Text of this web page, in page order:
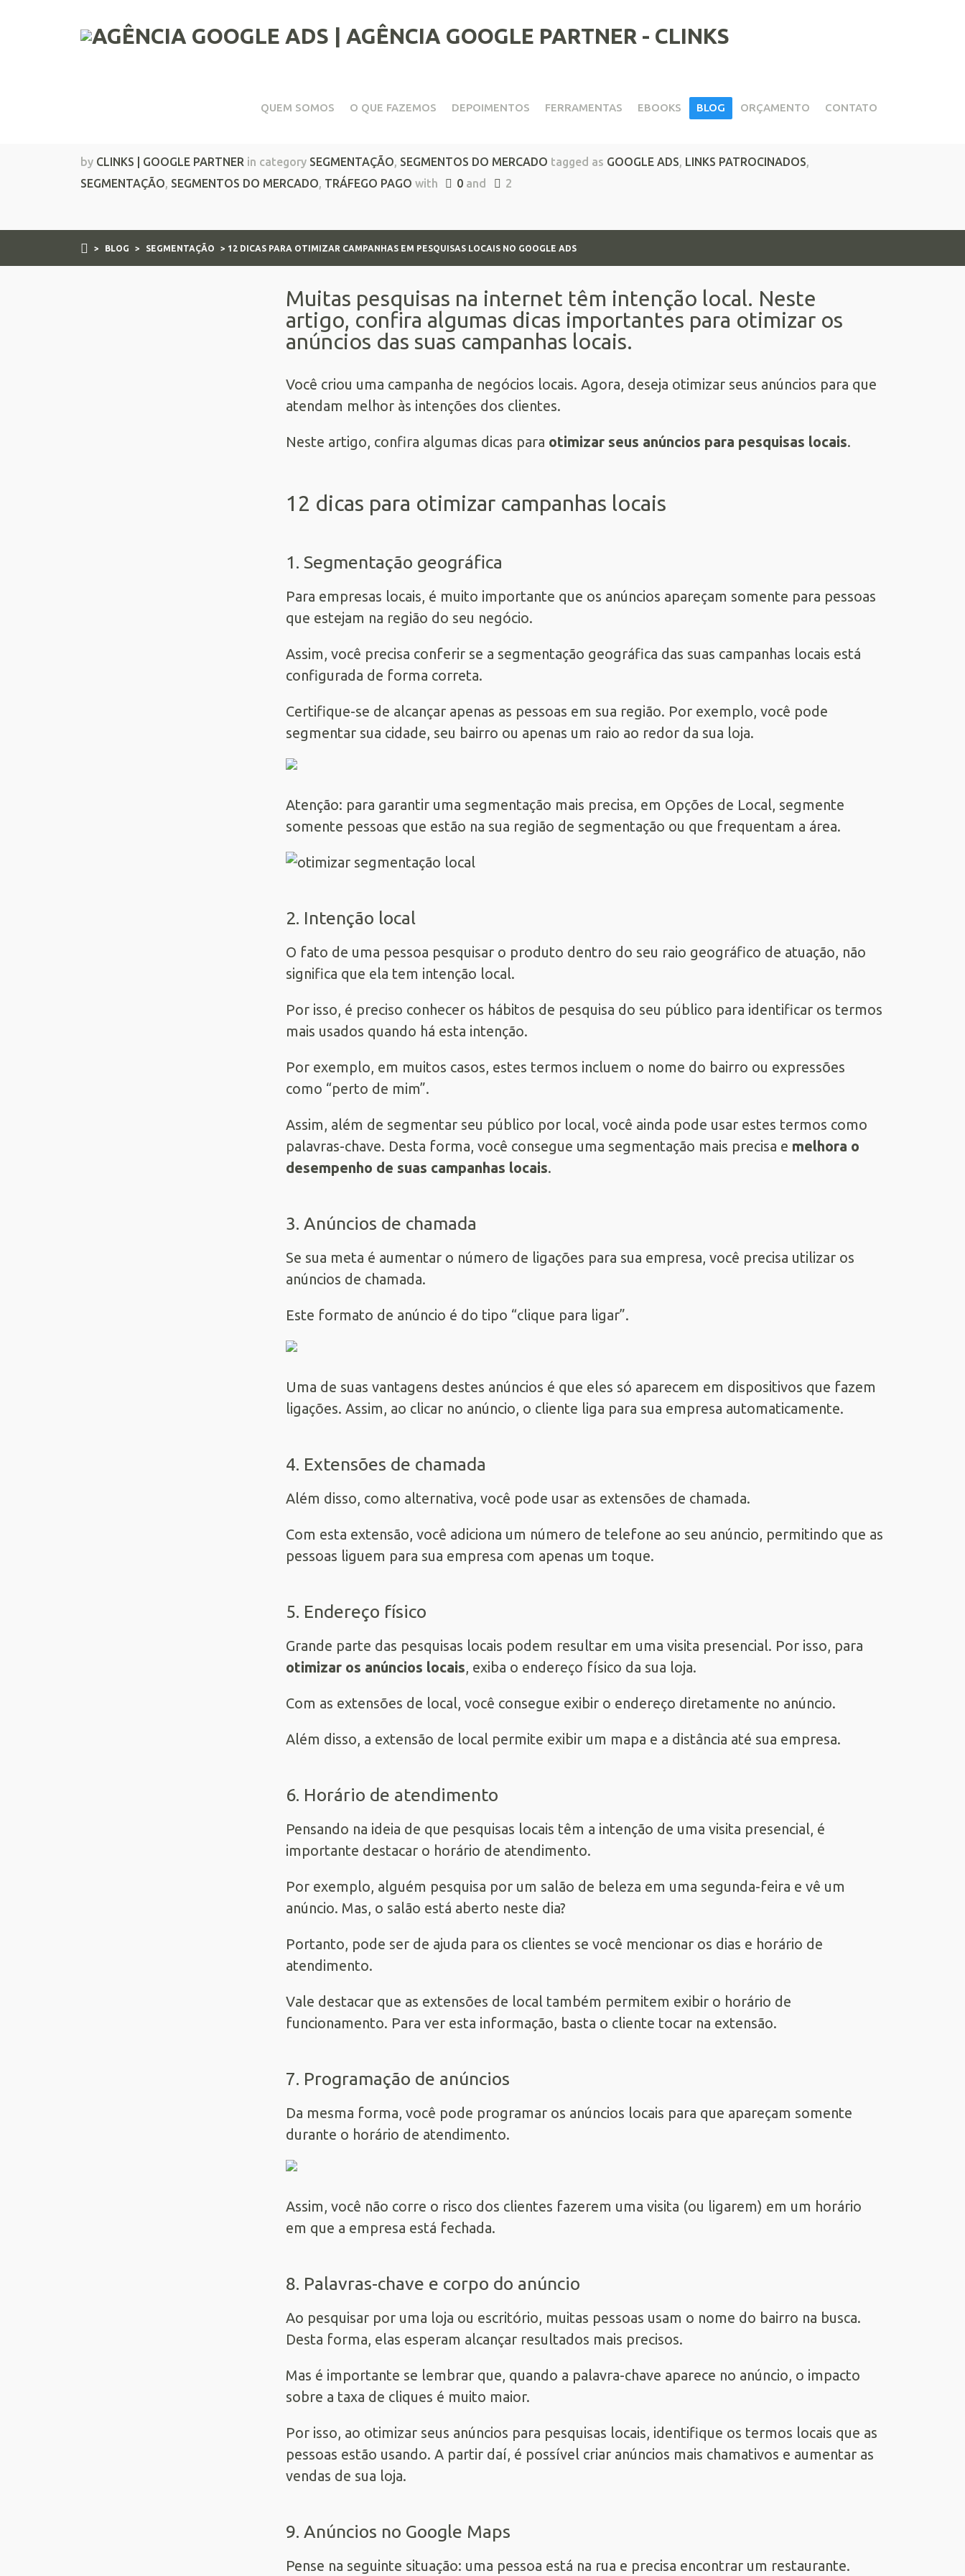
QUEM SOMOS O QUE FAZEMOS DEPOIMENTOS FERRAMENTAS EBOOKS BLOG ORÇAMENTO CONTATO
12 dicas para otimizar campanhas em pesquisas locais no Google Ads
by CLINKS | GOOGLE PARTNER in category SEGMENTAÇÃO, SEGMENTOS DO MERCADO tagged as GOOGLE ADS, LINKS PATROCINADOS,
SEGMENTAÇÃO, SEGMENTOS DO MERCADO, TRÁFEGO PAGO with 0 and 2
> BLOG > SEGMENTAÇÃO > 12 DICAS PARA OTIMIZAR CAMPANHAS EM PESQUISAS LOCAIS NO GOOGLE ADS
Muitas pesquisas na internet têm intenção local. Neste
artigo, confira algumas dicas importantes para otimizar os
anúncios das suas campanhas locais.
Você criou uma campanha de negócios locais. Agora, deseja otimizar seus anúncios para que
atendam melhor às intenções dos clientes.
Neste artigo, confira algumas dicas para otimizar seus anúncios para pesquisas locais.
12 dicas para otimizar campanhas locais
1. Segmentação geográfica
Para empresas locais, é muito importante que os anúncios apareçam somente para pessoas
que estejam na região do seu negócio.
Assim, você precisa conferir se a segmentação geográfica das suas campanhas locais está
configurada de forma correta.
Certifique-se de alcançar apenas as pessoas em sua região. Por exemplo, você pode
segmentar sua cidade, seu bairro ou apenas um raio ao redor da sua loja.
Atenção: para garantir uma segmentação mais precisa, em Opções de Local, segmente
somente pessoas que estão na sua região de segmentação ou que frequentam a área.
2. Intenção local
O fato de uma pessoa pesquisar o produto dentro do seu raio geográfico de atuação, não
significa que ela tem intenção local.
Por isso, é preciso conhecer os hábitos de pesquisa do seu público para identificar os termos
mais usados quando há esta intenção.
Por exemplo, em muitos casos, estes termos incluem o nome do bairro ou expressões
como “perto de mim”.
Assim, além de segmentar seu público por local, você ainda pode usar estes termos como
palavras-chave. Desta forma, você consegue uma segmentação mais precisa e melhora o
desempenho de suas campanhas locais.
3. Anúncios de chamada
Se sua meta é aumentar o número de ligações para sua empresa, você precisa utilizar os
anúncios de chamada.
Este formato de anúncio é do tipo “clique para ligar”.
Uma de suas vantagens destes anúncios é que eles só aparecem em dispositivos que fazem
ligações. Assim, ao clicar no anúncio, o cliente liga para sua empresa automaticamente.
4. Extensões de chamada
Além disso, como alternativa, você pode usar as extensões de chamada.
Com esta extensão, você adiciona um número de telefone ao seu anúncio, permitindo que as
pessoas liguem para sua empresa com apenas um toque.
5. Endereço físico
Grande parte das pesquisas locais podem resultar em uma visita presencial. Por isso, para
otimizar os anúncios locais, exiba o endereço físico da sua loja.
Com as extensões de local, você consegue exibir o endereço diretamente no anúncio.
Além disso, a extensão de local permite exibir um mapa e a distância até sua empresa.
6. Horário de atendimento
Pensando na ideia de que pesquisas locais têm a intenção de uma visita presencial, é
importante destacar o horário de atendimento.
Por exemplo, alguém pesquisa por um salão de beleza em uma segunda-feira e vê um
anúncio. Mas, o salão está aberto neste dia?
Portanto, pode ser de ajuda para os clientes se você mencionar os dias e horário de
atendimento.
Vale destacar que as extensões de local também permitem exibir o horário de
funcionamento. Para ver esta informação, basta o cliente tocar na extensão.
7. Programação de anúncios
Da mesma forma, você pode programar os anúncios locais para que apareçam somente
durante o horário de atendimento.
Assim, você não corre o risco dos clientes fazerem uma visita (ou ligarem) em um horário
em que a empresa está fechada.
8. Palavras-chave e corpo do anúncio
Ao pesquisar por uma loja ou escritório, muitas pessoas usam o nome do bairro na busca.
Desta forma, elas esperam alcançar resultados mais precisos.
Mas é importante se lembrar que, quando a palavra-chave aparece no anúncio, o impacto
sobre a taxa de cliques é muito maior.
Por isso, ao otimizar seus anúncios para pesquisas locais, identifique os termos locais que as
pessoas estão usando. A partir daí, é possível criar anúncios mais chamativos e aumentar as
vendas de sua loja.
9. Anúncios no Google Maps
Pense na seguinte situação: uma pessoa está na rua e precisa encontrar um restaurante.